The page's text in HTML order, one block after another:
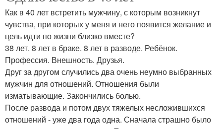
Как в 40 лет встретить мужчину, с которым возникнут
чувства, при которых у меня и него появится желание и
цель идти по жизни близко вместе?
38 лет. 8 лет в браке. 8 лет в разводе. Ребёнок.
Профессия. Внешность. Друзья.
Друг за другом случились два очень неумно выбранных
мужчин для отношений. Отношения были
изматывающие. Закончились болью.
После развода и потом двух тяжелых несложившихся
отношений - уже два года одна. Сначала страшно было